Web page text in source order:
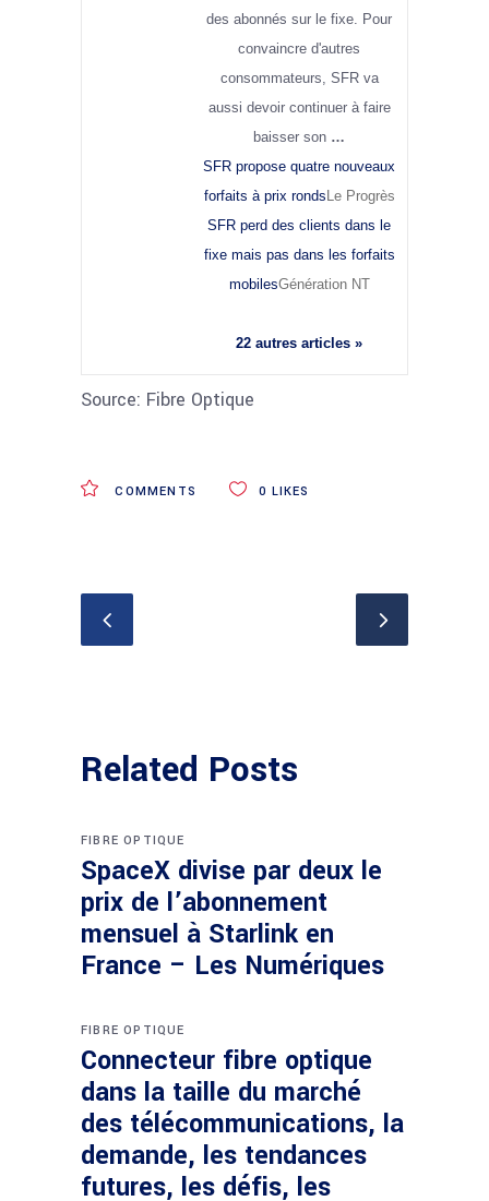
des abonnés sur le fixe. Pour
convaincre d'autres
consommateurs, SFR va
aussi devoir continuer à faire
baisser son …
SFR propose quatre nouveaux
forfaits à prix ronds Le Progrès
SFR perd des clients dans le
fixe mais pas dans les forfaits
mobilesGénération NT
22 autres articles »
Source: Fibre Optique
COMMENTS 0 LIKES
Related Posts
FIBRE OPTIQUE
SpaceX divise par deux le
prix de l’abonnement
mensuel à Starlink en
France – Les Numériques
FIBRE OPTIQUE
Connecteur fibre optique
dans la taille du marché
des télécommunications, la
demande, les tendances
futures, les défis, les